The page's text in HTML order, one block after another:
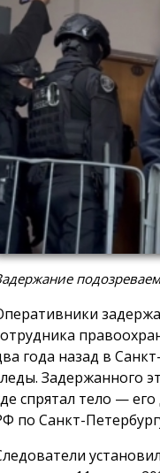
года назад в
Задержанного
спрятал тело —
по Санкт-